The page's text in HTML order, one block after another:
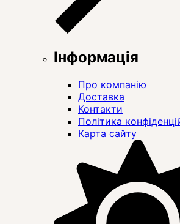
Інформація
Про компанію
Доставка
Контакти
Політика
Карта сайту